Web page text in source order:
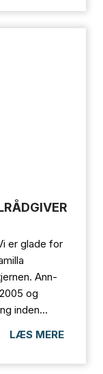
er glade for
Ann-
og
inden...
LÆS MERE